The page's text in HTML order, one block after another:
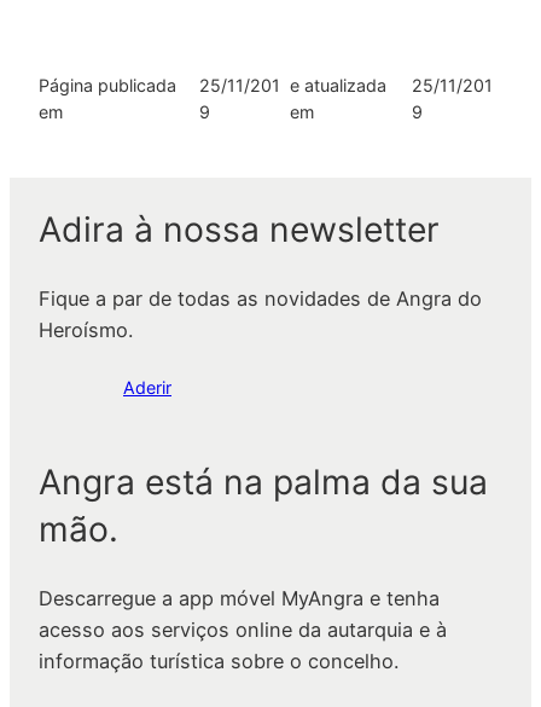
Página publicada
em
25/11/201
9
e atualizada
em
25/11/201
9
Adira à nossa newsletter
Fique a par de todas as novidades de Angra do
Heroísmo.
Aderir
Angra está na palma da sua
mão.
Descarregue a app móvel MyAngra e tenha
acesso aos serviços online da autarquia e à
informação turística sobre o concelho.